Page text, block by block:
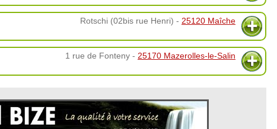
Rotschi (02bis rue Henri) - 25120 Maîche
1 rue de Fonteny - 25170 Mazerolles-le-Salin